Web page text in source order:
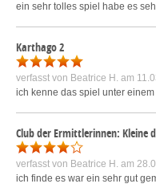
ein sehr tolles spiel habe es
Karthago 2
verfasst von Beatrice H. am
ich kenne das spiel unter
Club der Ermittlerinnen: Kleine
verfasst von Beatrice H. am
ich finde es war ein sehr gut